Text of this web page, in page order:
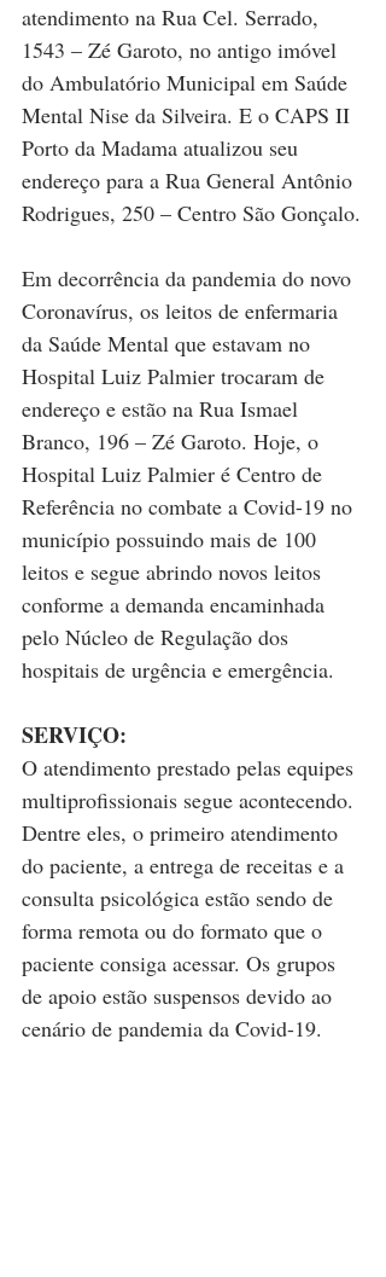
atendimento na Rua Cel. Serrado,
1543 – Zé Garoto, no antigo imóvel
do Ambulatório Municipal em Saúde
Mental Nise da Silveira. E o CAPS II
Porto da Madama atualizou seu
endereço para a Rua General Antônio
Rodrigues, 250 – Centro São Gonçalo.
Em decorrência da pandemia do novo
Coronavírus, os leitos de enfermaria
da Saúde Mental que estavam no
Hospital Luiz Palmier trocaram de
endereço e estão na Rua Ismael
Branco, 196 – Zé Garoto. Hoje, o
Hospital Luiz Palmier é Centro de
Referência no combate a Covid-19 no
município possuindo mais de 100
leitos e segue abrindo novos leitos
conforme a demanda encaminhada
pelo Núcleo de Regulação dos
hospitais de urgência e emergência.
SERVIÇO:
O atendimento prestado pelas equipes
multiprofissionais segue acontecendo.
Dentre eles, o primeiro atendimento
do paciente, a entrega de receitas e a
consulta psicológica estão sendo de
forma remota ou do formato que o
paciente consiga acessar. Os grupos
de apoio estão suspensos devido ao
cenário de pandemia da Covid-19.